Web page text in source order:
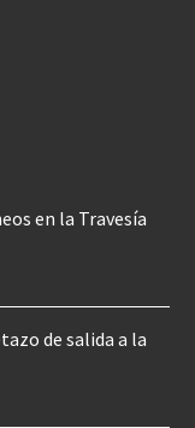
en la Travesía
de salida a la